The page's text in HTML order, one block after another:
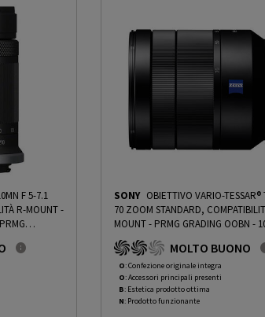
F 5-7.1
R-MOUNT -
PRMG
SONY OBIETTIVO VARIO-
70 ZOOM STANDARD,
MOUNT - PRMG GRADING OOBN -
PRMG GRADING OOBN - 10%
MOLTO BUONO
O: Confezione originale integra
O: Accessori principali presenti
B: Estetica prodotto ottima
N: Prodotto funzionante